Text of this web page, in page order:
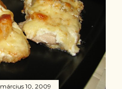
március 10, 2009